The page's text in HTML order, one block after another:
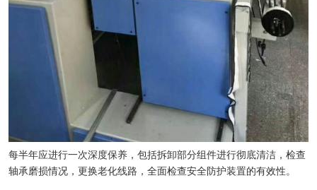
每半年应进行一次深度保养，包括拆卸部分组件进行彻底清洁，检查
轴承磨损情况，更换老化线路，全面检查安全防护装置的有效性。